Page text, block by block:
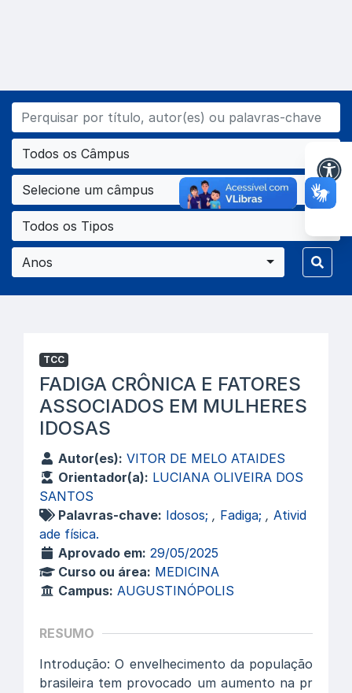
Todos os Câmpus
Selecione um câmpus
Todos os Tipos
Anos
TCC
FADIGA CRÔNICA E FATORES
ASSOCIADOS EM MULHERES
IDOSAS
Autor(es): VITOR DE MELO ATAIDES
Orientador(a): LUCIANA OLIVEIRA DOS
SANTOS
Palavras-chave: Idosos; , Fadiga; , Ativid
ade física.
Aprovado em: 29/05/2025
Curso ou área: MEDICINA
Campus: AUGUSTINÓPOLIS
RESUMO
Introdução: O envelhecimento da população
brasileira tem provocado um aumento na pr